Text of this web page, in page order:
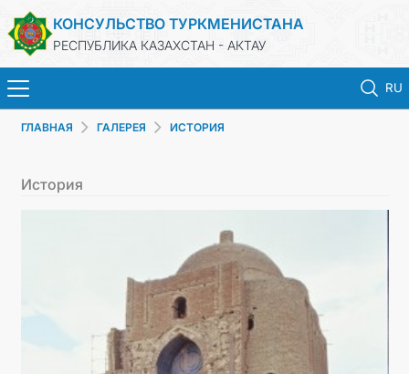
КОНСУЛЬСТВО ТУРКМЕНИСТАНА
РЕСПУБЛИКА КАЗАХСТАН - АКТАУ
RU
ГЛАВНАЯ
ТУРКМЕНИСТАН
КОНСУЛЬСКИЕ УСЛУГИ
МИД
ГЛАВНАЯ ГАЛЕРЕЯ ИСТОРИЯ
История